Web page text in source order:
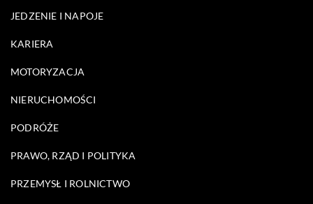
JEDZENIE I NAPOJE
KARIERA
MOTORYZACJA
NIERUCHOMOŚCI
PODRÓŻE
PRAWO, RZĄD I POLITYKA
PRZEMYSŁ I ROLNICTWO